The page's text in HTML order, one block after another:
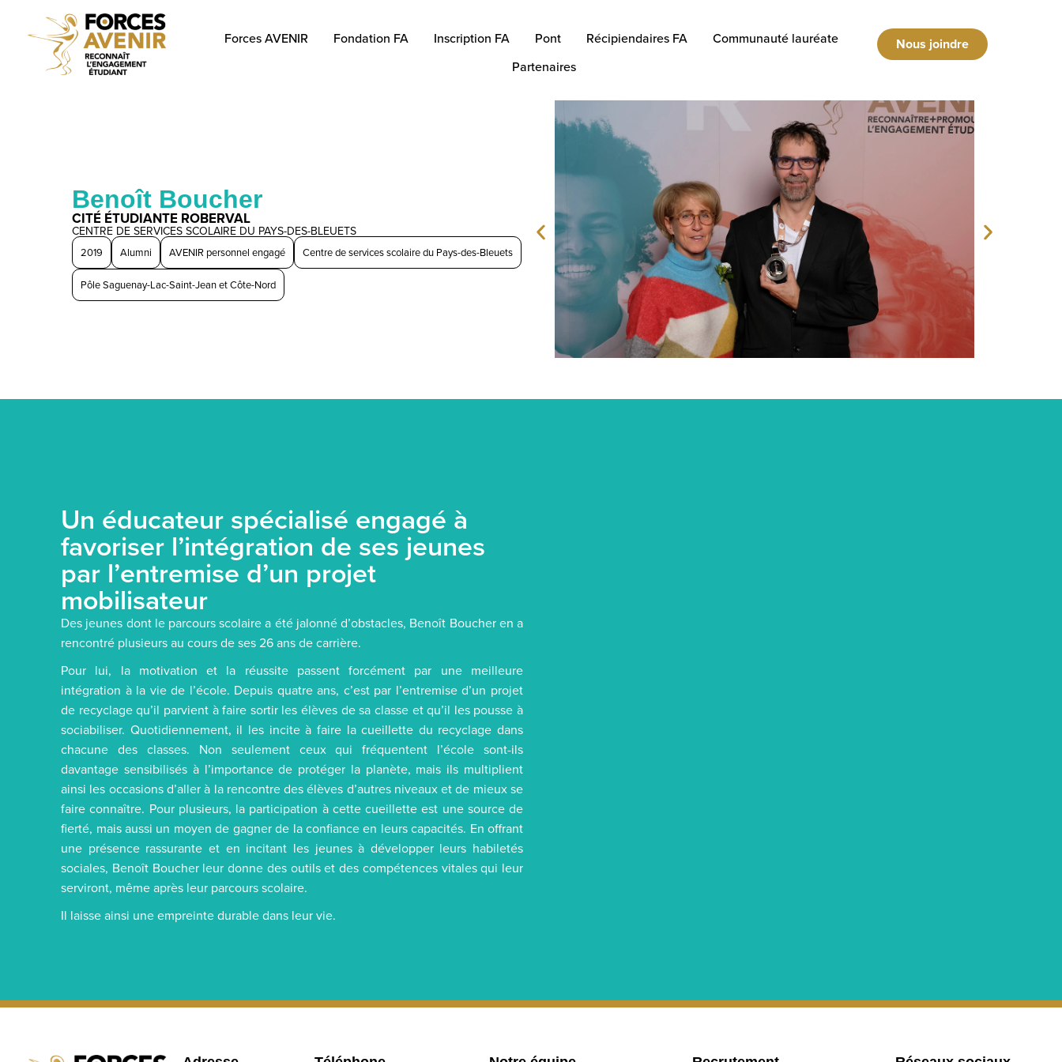
Forces AVENIR Fondation FA Inscription FA Pont Récipiendaires FA
Communauté lauréate
Partenaires
Nous joindre
Benoît Boucher
CITÉ ÉTUDIANTE ROBERVAL
CENTRE DE SERVICES SCOLAIRE DU PAYS-DES-BLEUETS
2019 Alumni AVENIR personnel engagé Centre de services scolaire du Pays-des-Bleuets
Pôle Saguenay-Lac-Saint-Jean et Côte-Nord
Un éducateur spécialisé engagé à
favoriser l’intégration de ses jeunes
par l’entremise d’un projet
mobilisateur
Des jeunes dont le parcours scolaire a été jalonné d’obstacles, Benoît Boucher en a
rencontré plusieurs au cours de ses 26 ans de carrière.
Pour lui, la motivation et la réussite passent forcément par une meilleure
intégration à la vie de l’école. Depuis quatre ans, c’est par l’entremise d’un projet
de recyclage qu’il parvient à faire sortir les élèves de sa classe et qu’il les pousse à
sociabiliser. Quotidiennement, il les incite à faire la cueillette du recyclage dans
chacune des classes. Non seulement ceux qui fréquentent l’école sont-ils
davantage sensibilisés à l’importance de protéger la planète, mais ils multiplient
ainsi les occasions d’aller à la rencontre des élèves d’autres niveaux et de mieux se
faire connaître. Pour plusieurs, la participation à cette cueillette est une source de
fierté, mais aussi un moyen de gagner de la confiance en leurs capacités. En offrant
une présence rassurante et en incitant les jeunes à développer leurs habiletés
sociales, Benoît Boucher leur donne des outils et des compétences vitales qui leur
serviront, même après leur parcours scolaire.
Il laisse ainsi une empreinte durable dans leur vie.